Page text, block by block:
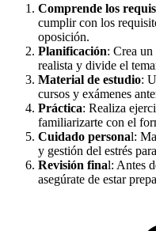
Comprende los
cumplir con los
oposición.
Planificación: Crea
realista y divide el
Material de estudio:
cursos y exámenes
Práctica: Realiza
familiarizarte con el
Cuidado personal:
y gestión del estrés
Revisión final: Antes
asegúrate de estar